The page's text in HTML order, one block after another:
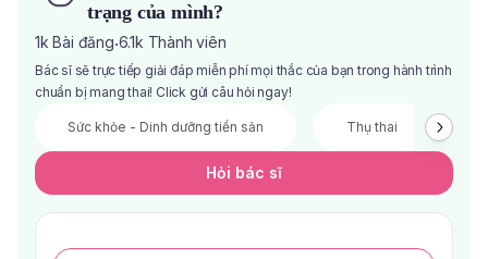
trạng của mình?
1k Bài đăng·6.1k Thành viên
Bác sĩ sẽ trực tiếp giải đáp miễn phí mọi thắc của bạn trong hành trình
chuẩn bị mang thai! Click gửi câu hỏi ngay!
Sức khỏe - Dinh dưỡng tiền sản Thụ thai
Hỏi bác sĩ